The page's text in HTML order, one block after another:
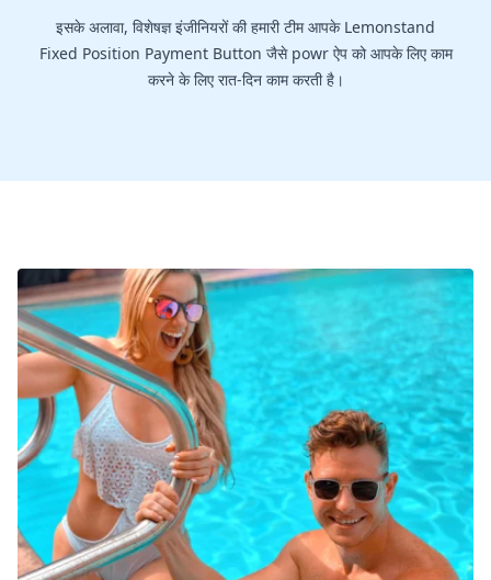
इसके अलावा, विशेषज्ञ इंजीनियरों की हमारी टीम आपके Lemonstand
Fixed Position Payment Button जैसे powr ऐप को आपके लिए काम
करने के लिए रात-दिन काम करती है।